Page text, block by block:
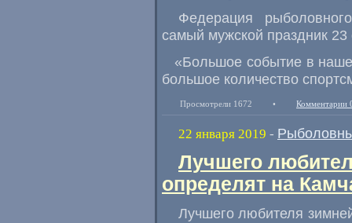
Федерация
самый мужской праздник
«Большое событие в
большое количество
Просмотрели 1672 • Комментарии
22 января 2019 -
Лучшего
определят на
Лучшего любителя